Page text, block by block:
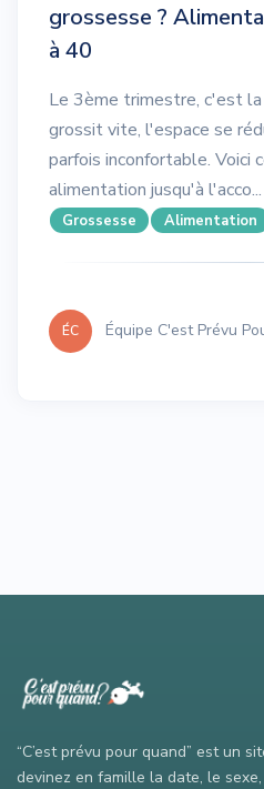
grossesse ?
à 40
Le 3ème trimestre, c'est
grossit vite, l'espace se
parfois inconfortable. Voici
alimentation jusqu'à l'acco...
Grossesse Alimentation
ÉC Équipe C'est Prévu
“C’est prévu pour quand” est un
devinez en famille la date, le